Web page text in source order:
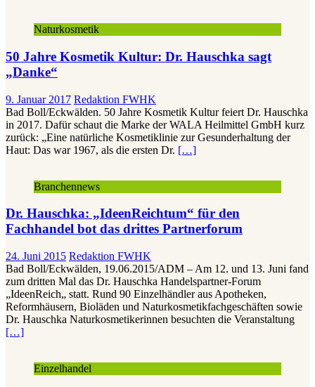
Naturkosmetik
50 Jahre Kosmetik Kultur: Dr. Hauschka sagt
„Danke“
9. Januar 2017 Redaktion FWHK
Bad Boll/Eckwälden. 50 Jahre Kosmetik Kultur feiert Dr. Hauschka
in 2017. Dafür schaut die Marke der WALA Heilmittel GmbH kurz
zurück: „Eine natürliche Kosmetiklinie zur Gesunderhaltung der
Haut: Das war 1967, als die ersten Dr. […]
Branchennews
Dr. Hauschka: „IdeenReichtum“ für den
Fachhandel bot das drittes Partnerforum
24. Juni 2015 Redaktion FWHK
Bad Boll/Eckwälden, 19.06.2015/ADM – Am 12. und 13. Juni fand
zum dritten Mal das Dr. Hauschka Handelspartner-Forum
„IdeenReich„ statt. Rund 90 Einzelhändler aus Apotheken,
Reformhäusern, Bioläden und Naturkosmetikfachgeschäften sowie
Dr. Hauschka Naturkosmetikerinnen besuchten die Veranstaltung
[…]
Einzelhandel